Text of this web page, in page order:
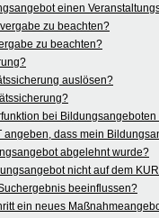
einen
zu beachten?
zu beachten?
auslösen?
bei
angeben, dass mein
abgelehnt wurde?
nicht auf dem
beeinflussen?
ein neues